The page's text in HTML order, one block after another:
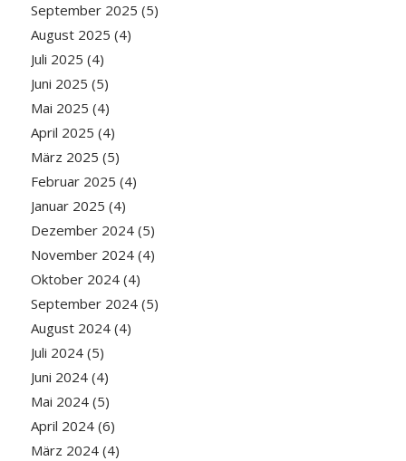
September 2025 (5)
August 2025 (4)
Juli 2025 (4)
Juni 2025 (5)
Mai 2025 (4)
April 2025 (4)
März 2025 (5)
Februar 2025 (4)
Januar 2025 (4)
Dezember 2024(5)
November 2024(4)
Oktober 2024(4)
September 2024(5)
August 2024(4)
Juli 2024(5)
Juni 2024(4)
Mai 2024(5)
April 2024(6)
März 2024(4)